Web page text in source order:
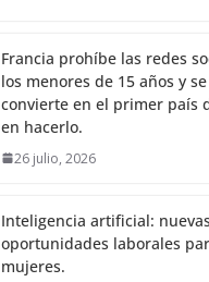
Francia prohíbe las redes
los menores de 15 años y se
convierte en el primer país
en hacerlo.
26 julio, 2026
Inteligencia artificial: nuevas
oportunidades laborales
mujeres.